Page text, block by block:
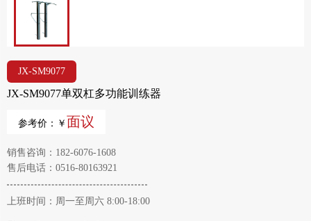
JX-SM9077
JX-SM9077单双杠多功能训练器
参考价：￥ 面议
销售咨询：182-6076-1608
售后电话：0516-80163921
上班时间：周一至周六 8:00-18:00